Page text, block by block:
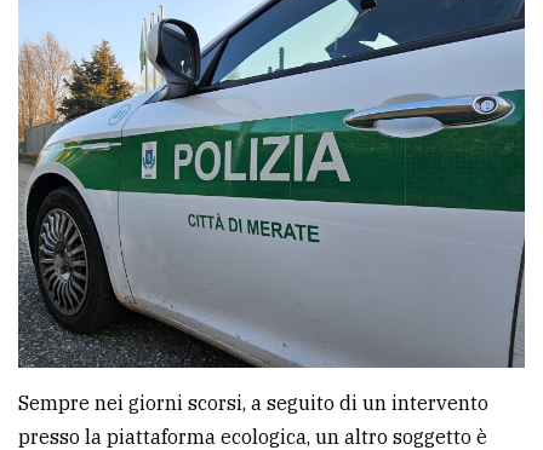
Sempre nei giorni scorsi, a seguito di un intervento
presso la piattaforma ecologica, un altro soggetto è